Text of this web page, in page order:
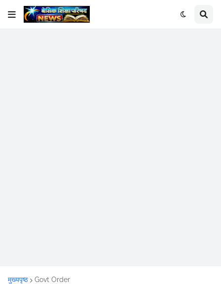
मुख्यपृष्ठ Govt Order